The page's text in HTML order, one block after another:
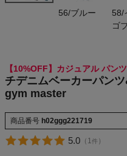
NIKE
CHUMS
HOKA
56/ブルー
58/
ゴ
【10%OFF】カジュアル パンツ
チデニムベーカーパン
gym master
商品番号 h02ggg221719
5.0 （ 1件 ）